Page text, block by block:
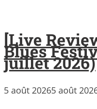
[Live
Blues
juillet 2026)
5 août 20265 août